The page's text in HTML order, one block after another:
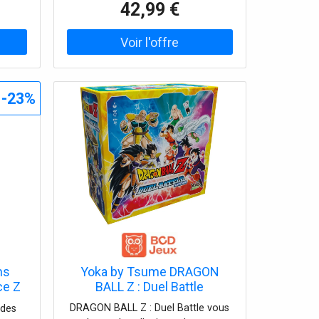
l'utilisation Utiliser un lubrifiant à
base d'eau. Précautions de
conservation : Nettoyer
impérativement après chaque
42,99 €
Z
-23%
Yoka by Tsume DRAGON
BALL Z : Duel Battle
DRAGON BALL Z : Duel Battle vous